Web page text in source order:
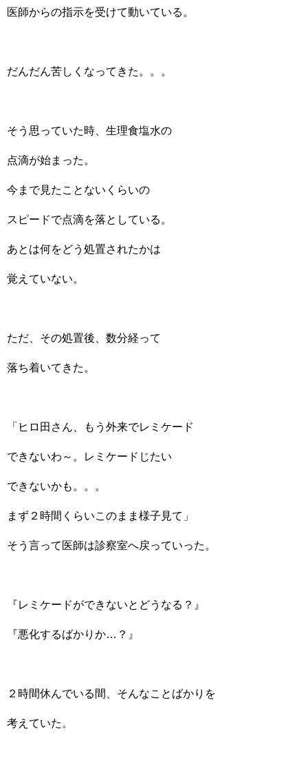
医師からの指示を受けて動いている。
だんだん苦しくなってきた。。。
そう思っていた時、生理食塩水の
点滴が始まった。
今まで見たことないくらいの
スピードで点滴を落としている。
あとは何をどう処置されたかは
覚えていない。
ただ、その処置後、数分経って
落ち着いてきた。
「ヒロ田さん、もう外来でレミケード
できないわ～。レミケードじたい
できないかも。。。
まず２時間くらいこのまま様子見て」
そう言って医師は診察室へ戻っていった。
『レミケードができないとどうなる？』
『悪化するばかりか…？』
２時間休んでいる間、そんなことばかりを
考えていた。